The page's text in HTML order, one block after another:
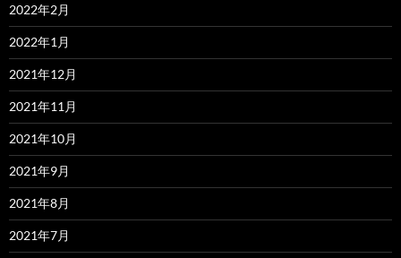
2022年2月
2022年1月
2021年12月
2021年11月
2021年10月
2021年9月
2021年8月
2021年7月